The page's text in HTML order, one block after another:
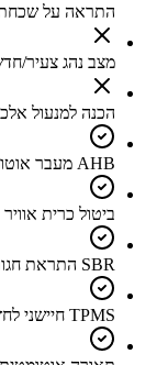
התראה על שכחת
מצב נהג צעיר/
הכנה למנעול
AHB מעבר אוטומטי לאורות גבוהים
ביטול כרית
SBR התראת חגורת בטיחות
TPMS חיישני לחץ אוויר